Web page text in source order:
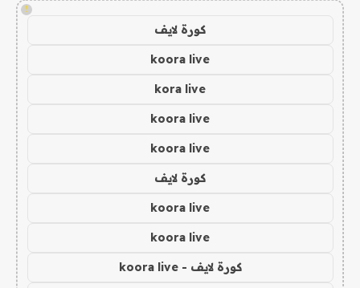
!
كورة لايف
koora live
kora live
koora live
koora live
كورة لايف
koora live
koora live
كورة لايف - koora live